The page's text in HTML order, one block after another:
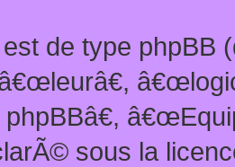
de type phpBB
sous la